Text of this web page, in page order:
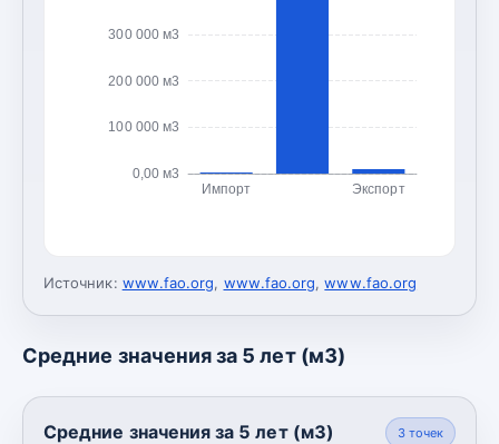
0,00 м3
100 000 м3
200 000 м3
300 000 м3
Импорт Экспорт
Источник: www.fao.org, www.fao.org,www.fao.org
Средние значения за 5 лет (м3)
Средние значения за 5 лет (м3) 3точек